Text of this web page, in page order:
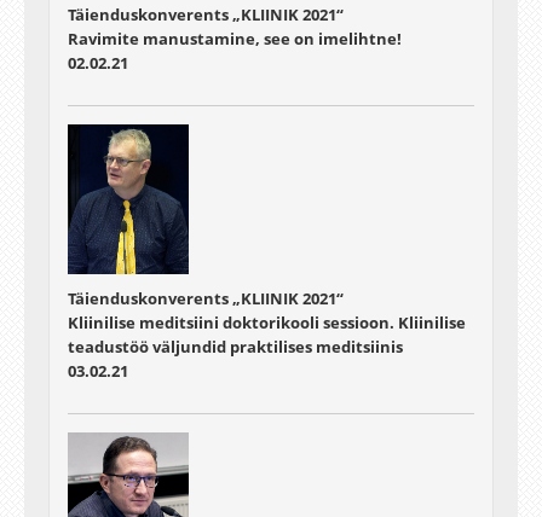
Täienduskonverents „KLIINIK 2021“
Ravimite manustamine, see on imelihtne!
02.02.21
Täienduskonverents „KLIINIK 2021“
Kliinilise meditsiini doktorikooli sessioon. Kliinilise
teadustöö väljundid praktilises meditsiinis
03.02.21